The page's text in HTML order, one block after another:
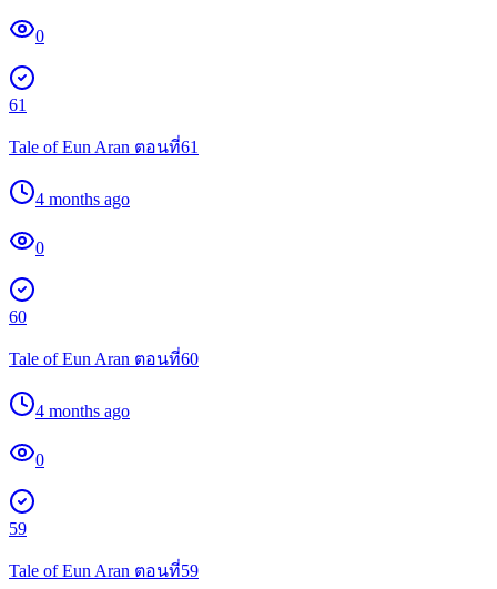
0
61
Tale of Eun Aran ตอนที่61
4 months ago
0
60
Tale of Eun Aran ตอนที่60
4 months ago
0
59
Tale of Eun Aran ตอนที่59